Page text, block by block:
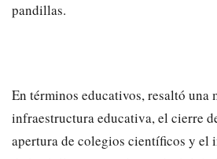
pandillas.
En términos educativos, resaltó una
infraestructura educativa, el cierre
apertura de colegios científicos y el